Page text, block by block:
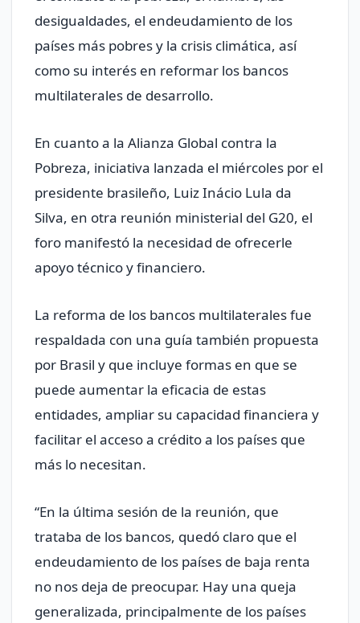
desigualdades, el endeudamiento de los
países más pobres y la crisis climática, así
como su interés en reformar los bancos
multilaterales de desarrollo.
En cuanto a la Alianza Global contra la
Pobreza, iniciativa lanzada el miércoles por el
presidente brasileño, Luiz Inácio Lula da
Silva, en otra reunión ministerial del G20, el
foro manifestó la necesidad de ofrecerle
apoyo técnico y financiero.
La reforma de los bancos multilaterales fue
respaldada con una guía también propuesta
por Brasil y que incluye formas en que se
puede aumentar la eficacia de estas
entidades, ampliar su capacidad financiera y
facilitar el acceso a crédito a los países que
más lo necesitan.
“En la última sesión de la reunión, que
trataba de los bancos, quedó claro que el
endeudamiento de los países de baja renta
no nos deja de preocupar. Hay una queja
generalizada, principalmente de los países